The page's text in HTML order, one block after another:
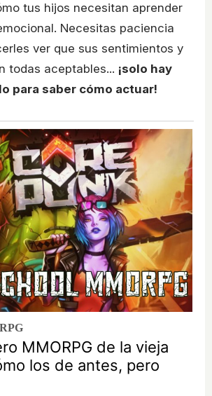
tus hijos necesitan aprender
Necesitas paciencia
ver que sus sentimientos y
todas aceptables... ¡solo hay
para saber cómo actuar!
MMORPG de la vieja
los de antes, pero